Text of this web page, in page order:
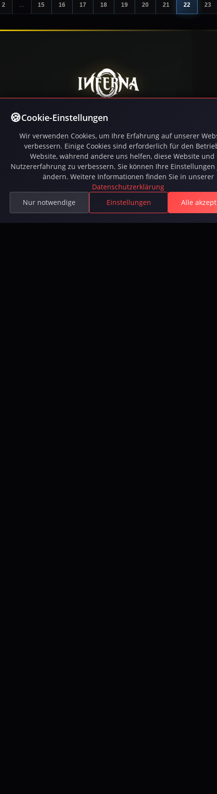
2 ... 15 16 17 18 19 20 21 22 23
intensiven PvP-Kämpfen, epischen Quests, Gilden
und einer riesigen offenen Welt. 250.000+ Spieler.
Verfügbar auf Steam.
Available on Steam
Cookie-Einstellungen
Wir verwenden Cookies, um Ihre Erfahrung auf unserer
verbessern. Einige Cookies sind erforderlich für den
Website, während andere uns helfen, diese Website und
Nutzererfahrung zu verbessern. Sie können Ihre
ändern. Weitere Informationen finden Sie in unserer
Datenschutzerklärung
Nur notwendige
Einstellungen Alle